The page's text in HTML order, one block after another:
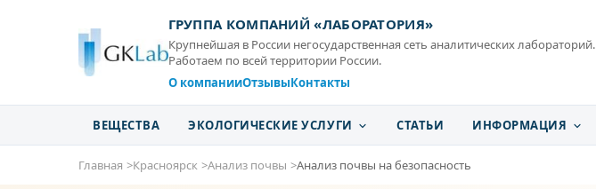
ГРУППА КОМПАНИЙ «ЛАБОРАТОРИЯ»
Крупнейшая в России негосударственная сеть аналитических лабораторий.
Работаем по всей территории России.
О компанииОтзывыКонтакты
ВЕЩЕСТВА ЭКОЛОГИЧЕСКИЕ УСЛУГИ СТАТЬИ ИНФОРМАЦИЯ
Главная Красноярск Анализ почвы Анализ почвы на безопасность